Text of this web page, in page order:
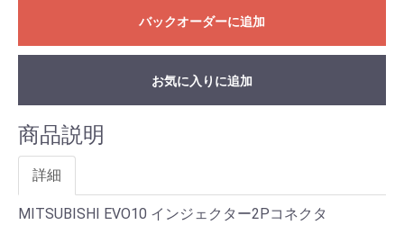
バックオーダーに追加
お気に入りに追加
商品説明
詳細
MITSUBISHI EVO10 インジェクター2Pコネクタ